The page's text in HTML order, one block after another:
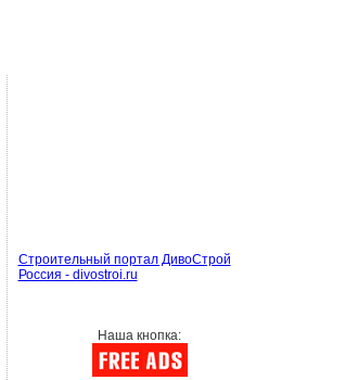
Строительный портал ДивоСтрой
Россия - divostroi.ru
Наша кнопка: